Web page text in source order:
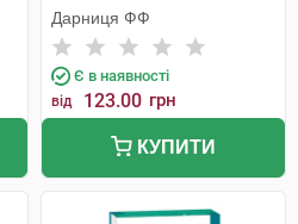
Дарниця ФФ
Є в наявності
від 123.00 грн
КУПИТИ